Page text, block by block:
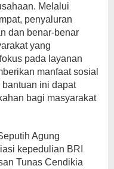
Melalui
penyaluran
dan benar-benar
yang
pada layanan
manfaat sosial
ini dapat
bagi masyarakat
Agung
kepedulian BRI
Tunas Cendikia